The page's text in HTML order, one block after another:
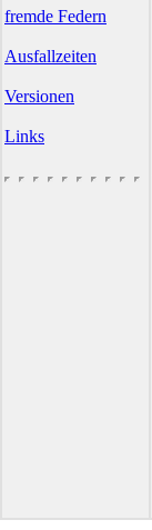
fremde Federn
Ausfallzeiten
Versionen
Links